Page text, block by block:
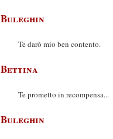
Buleghin
Te darò mio ben contento.
Bettina
Te prometto in recompensa...
Buleghin